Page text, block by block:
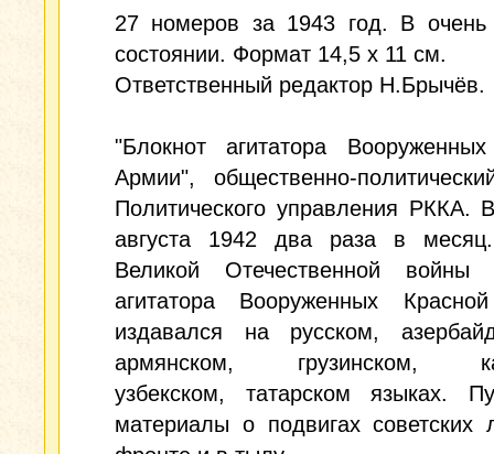
27 номеров за 1943 год. В
состоянии. Формат 14,5 х 11 см.
Ответственный редактор Н.Брычёв.
"Блокнот агитатора
Армии", общественно-
Политического управления РККА.
августа 1942 два раза в
Великой Отечественной войны
агитатора Вооруженных
издавался на русском,
армянском, грузинском,
узбекском, татарском языках.
материалы о подвигах советских